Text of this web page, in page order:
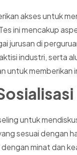
akses untuk
ini mencakup
jurusan di
industri, serta
untuk
sesuai dengan
minat dan